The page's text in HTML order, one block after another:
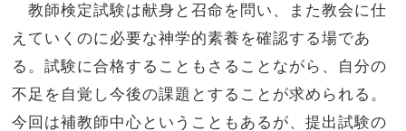
教師検定試験は献身と召命を問い、また教会に仕
えていくのに必要な神学的素養を確認する場であ
る。試験に合格することもさることながら、自分の
不足を自覚し今後の課題とすることが求められる。
今回は補教師中心ということもあるが、提出試験の